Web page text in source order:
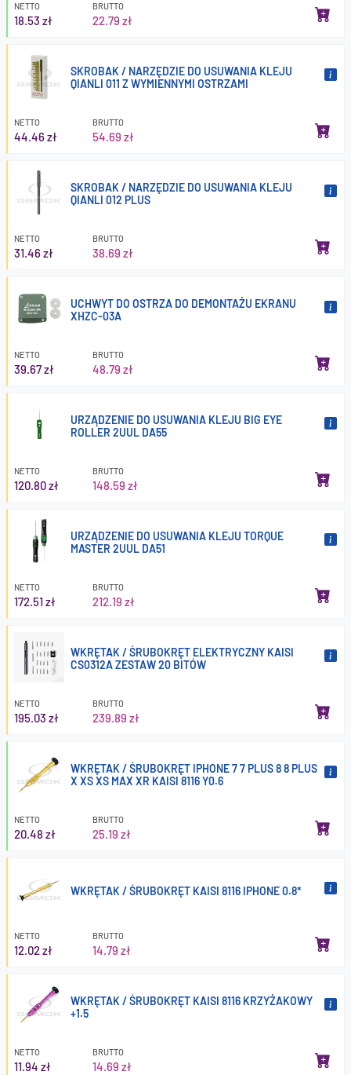
NETTO
18.53 zł
BRUTTO
22.79 zł
SKROBAK / NARZĘDZIE DO USUWANIA KLEJU
QIANLI 011 Z WYMIENNYMI OSTRZAMI
NETTO
44.46 zł
BRUTTO
54.69 zł
SKROBAK / NARZĘDZIE DO USUWANIA KLEJU
QIANLI 012 PLUS
NETTO
31.46 zł
BRUTTO
38.69 zł
UCHWYT DO OSTRZA DO DEMONTAŻU EKRANU
XHZC-03A
NETTO
39.67 zł
BRUTTO
48.79 zł
URZĄDZENIE DO USUWANIA KLEJU BIG EYE
ROLLER 2UUL DA55
NETTO
120.80 zł
BRUTTO
148.59 zł
URZĄDZENIE DO USUWANIA KLEJU TORQUE
MASTER 2UUL DA51
NETTO
172.51 zł
BRUTTO
212.19 zł
WKRĘTAK / ŚRUBOKRĘT ELEKTRYCZNY KAISI
CS0312A ZESTAW 20 BITÓW
NETTO
195.03 zł
BRUTTO
239.89 zł
WKRĘTAK / ŚRUBOKRĘT IPHONE 7 7 PLUS 8 8 PLUS
X XS XS MAX XR KAISI 8116 Y0.6
NETTO
20.48 zł
BRUTTO
25.19 zł
WKRĘTAK / ŚRUBOKRĘT KAISI 8116 IPHONE 0.8*
NETTO
12.02 zł
BRUTTO
14.79 zł
WKRĘTAK / ŚRUBOKRĘT KAISI 8116 KRZYŻAKOWY
+1.5
NETTO
11.94 zł
BRUTTO
14.69 zł